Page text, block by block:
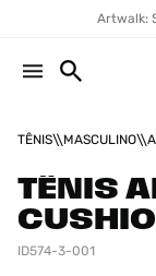
Artwalk:
TÊNIS MASCULINO
TÊNIS
ID574-3-001